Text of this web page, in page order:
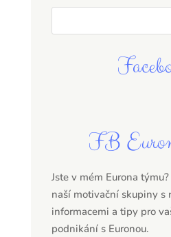
FB
Jste v mém Eurona
naší motivační skupiny s
informacemi a tipy pro
podnikání s Euronou.